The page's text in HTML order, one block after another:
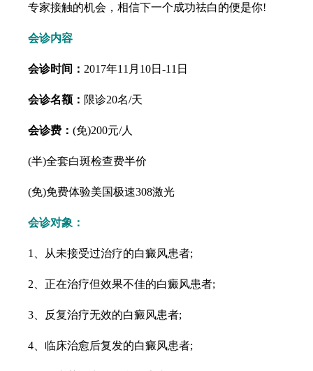
专家接触的机会，相信下一个成功祛白的便是你!
会诊内容
会诊时间： 2017年11月10日-11日
会诊名额： 限诊20名/天
会诊费： (免)200元/人
(半)全套白斑检查费半价
(免)免费体验美国极速308激光
会诊对象：
1、从未接受过治疗的白癜风患者;
2、正在治疗但效果不佳的白癜风患者;
3、反复治疗无效的白癜风患者;
4、临床治愈后复发的白癜风患者;